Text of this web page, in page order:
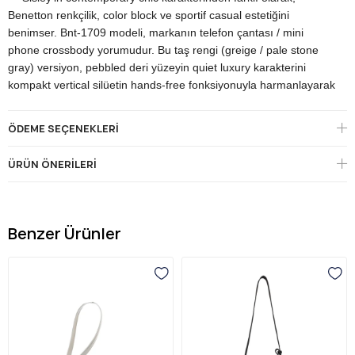
Benetton renkçilik, color block ve sportif casual estetiğini
benimser. Bnt-1709 modeli, markanın telefon çantası / mini
phone crossbody yorumudur. Bu taş rengi (greige / pale stone
gray) versiyon, pebbled deri yüzeyin quiet luxury karakterini
kompakt vertical silüetin hands-free fonksiyonuyla harmanlayarak
Çantanın imza detayı, dikey (vertical) mini phone crossbody
silüetidir — modern telefon boyutlarına özel olarak tasarlanmış
Telfar Phone Bag ve Bottega Veneta Cassette Phone Pouch
minimal essentials için ideal kapasiteyi sunar; ofis-evening
geçişleri, brunch buluşmaları, gündüz davetleri, modern müzeler,
Pebbled (taneli/dokulu) deri yüzey, çantaya organik ve premium
bir karakter katar; düz mat deriden farklı olarak ışığı dokulu bir
hâle ile yansıtır. Taş rengi zemin üzerinde pebbled doku, lüks
moda evlerinin (Loewe, Bottega Veneta, The Row) sıkça
başvurduğu "textured greige leather" estetiğine direkt referans
ÖDEME SEÇENEKLERI
ÜRÜN ÖNERILERI
Benzer Ürünler